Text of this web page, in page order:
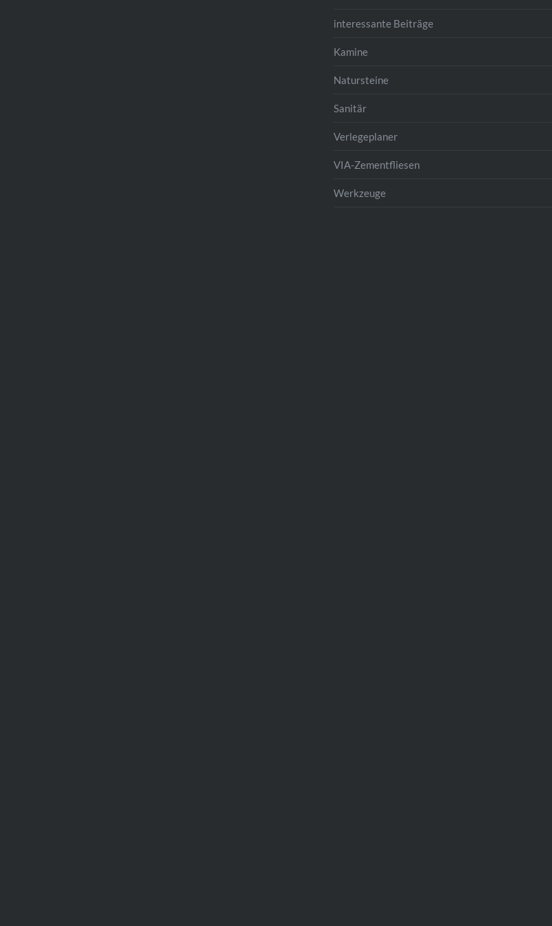
interessante Beiträge
Kamine
Natursteine
Sanitär
Verlegeplaner
VIA-Zementfliesen
Werkzeuge